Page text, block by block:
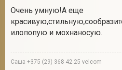
Очень умную!А еще
илопопую и мохнаносую.
Саша +375 (29) 368-42-25 velcom